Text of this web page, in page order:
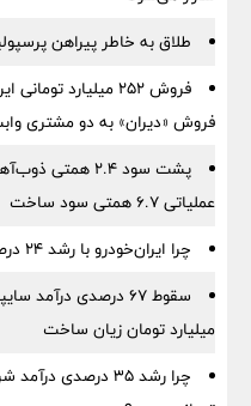
طلاق به خاطر پیراهن
فروش ۲۵۲ میلیارد
فروش «دیران» به دو مشتری
پشت سود ۲.۴
عملیاتی ۶.۷ همتی سود ساخت
چرا ایران‌خودرو با رشد ۲۴ درصدی فروش، ۲۲.۵ همت زیان ساخت؟
میلیارد تومان زیان ساخت